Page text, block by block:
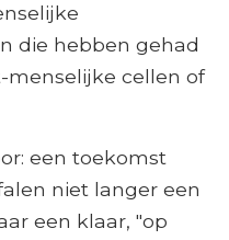
die hebben gehad
cellen of
een toekomst
niet langer een
een klaar, "op